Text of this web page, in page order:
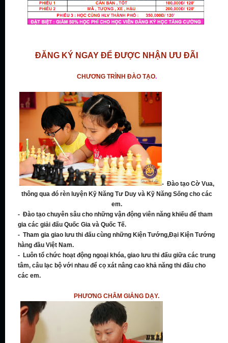
ĐĂNG KÝ NGAY ĐỂ ĐƯỢC NHẬN ƯU ĐÃI
CHƯƠNG TRÌNH ĐÀO TẠO.
- Đào tạo Cờ Vua,
thông qua đó rèn luyện Kỹ Năng Tư Duy và Kỹ Năng Sống cho các
em.
- Đào tạo chuyên sâu cho những vận động viên năng khiếu để tham
gia các giải đấu Quốc Gia và Quốc Tế.
- Tham gia giao lưu thi đấu cùng những Kiện Tướng,Đại Kiện Tướng
hàng đầu Việt Nam.
- Luôn tổ chức hoạt động ngoại khóa, giao lưu thi đấu giữa các trung
tâm, câu lạc bộ với nhau để cọ xát nâng cao khả năng thi đấu cho
các em.
PHƯƠNG CHÂM GIẢNG DẠY.